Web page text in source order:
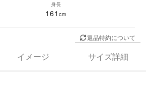
身長
161
返品特約について
イメージ サイズ詳細